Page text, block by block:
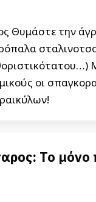
Θυμάστε την
οι
Το μόνο